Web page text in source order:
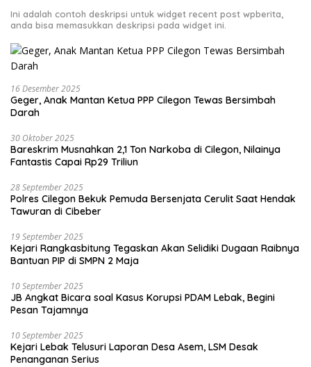
Ini adalah contoh deskripsi untuk widget recent post wpberita,
anda bisa memasukkan deskripsi pada widget ini.
16 Desember 2025
Geger, Anak Mantan Ketua PPP Cilegon Tewas Bersimbah
Darah
30 Oktober 2025
Bareskrim Musnahkan 2,1 Ton Narkoba di Cilegon, Nilainya
Fantastis Capai Rp29 Triliun
28 September 2025
Polres Cilegon Bekuk Pemuda Bersenjata Cerulit Saat Hendak
Tawuran di Cibeber
19 September 2025
Kejari Rangkasbitung Tegaskan Akan Selidiki Dugaan Raibnya
Bantuan PIP di SMPN 2 Maja
10 September 2025
JB Angkat Bicara soal Kasus Korupsi PDAM Lebak, Begini
Pesan Tajamnya
10 September 2025
Kejari Lebak Telusuri Laporan Desa Asem, LSM Desak
Penanganan Serius